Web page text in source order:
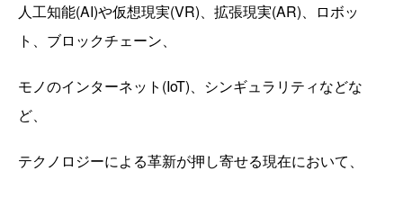
人工知能(AI)や仮想現実(VR)、拡張現実(AR)、ロボッ
ト、ブロックチェーン、
モノのインターネット(IoT)、シンギュラリティなどな
ど、
テクノロジーによる革新が押し寄せる現在において、